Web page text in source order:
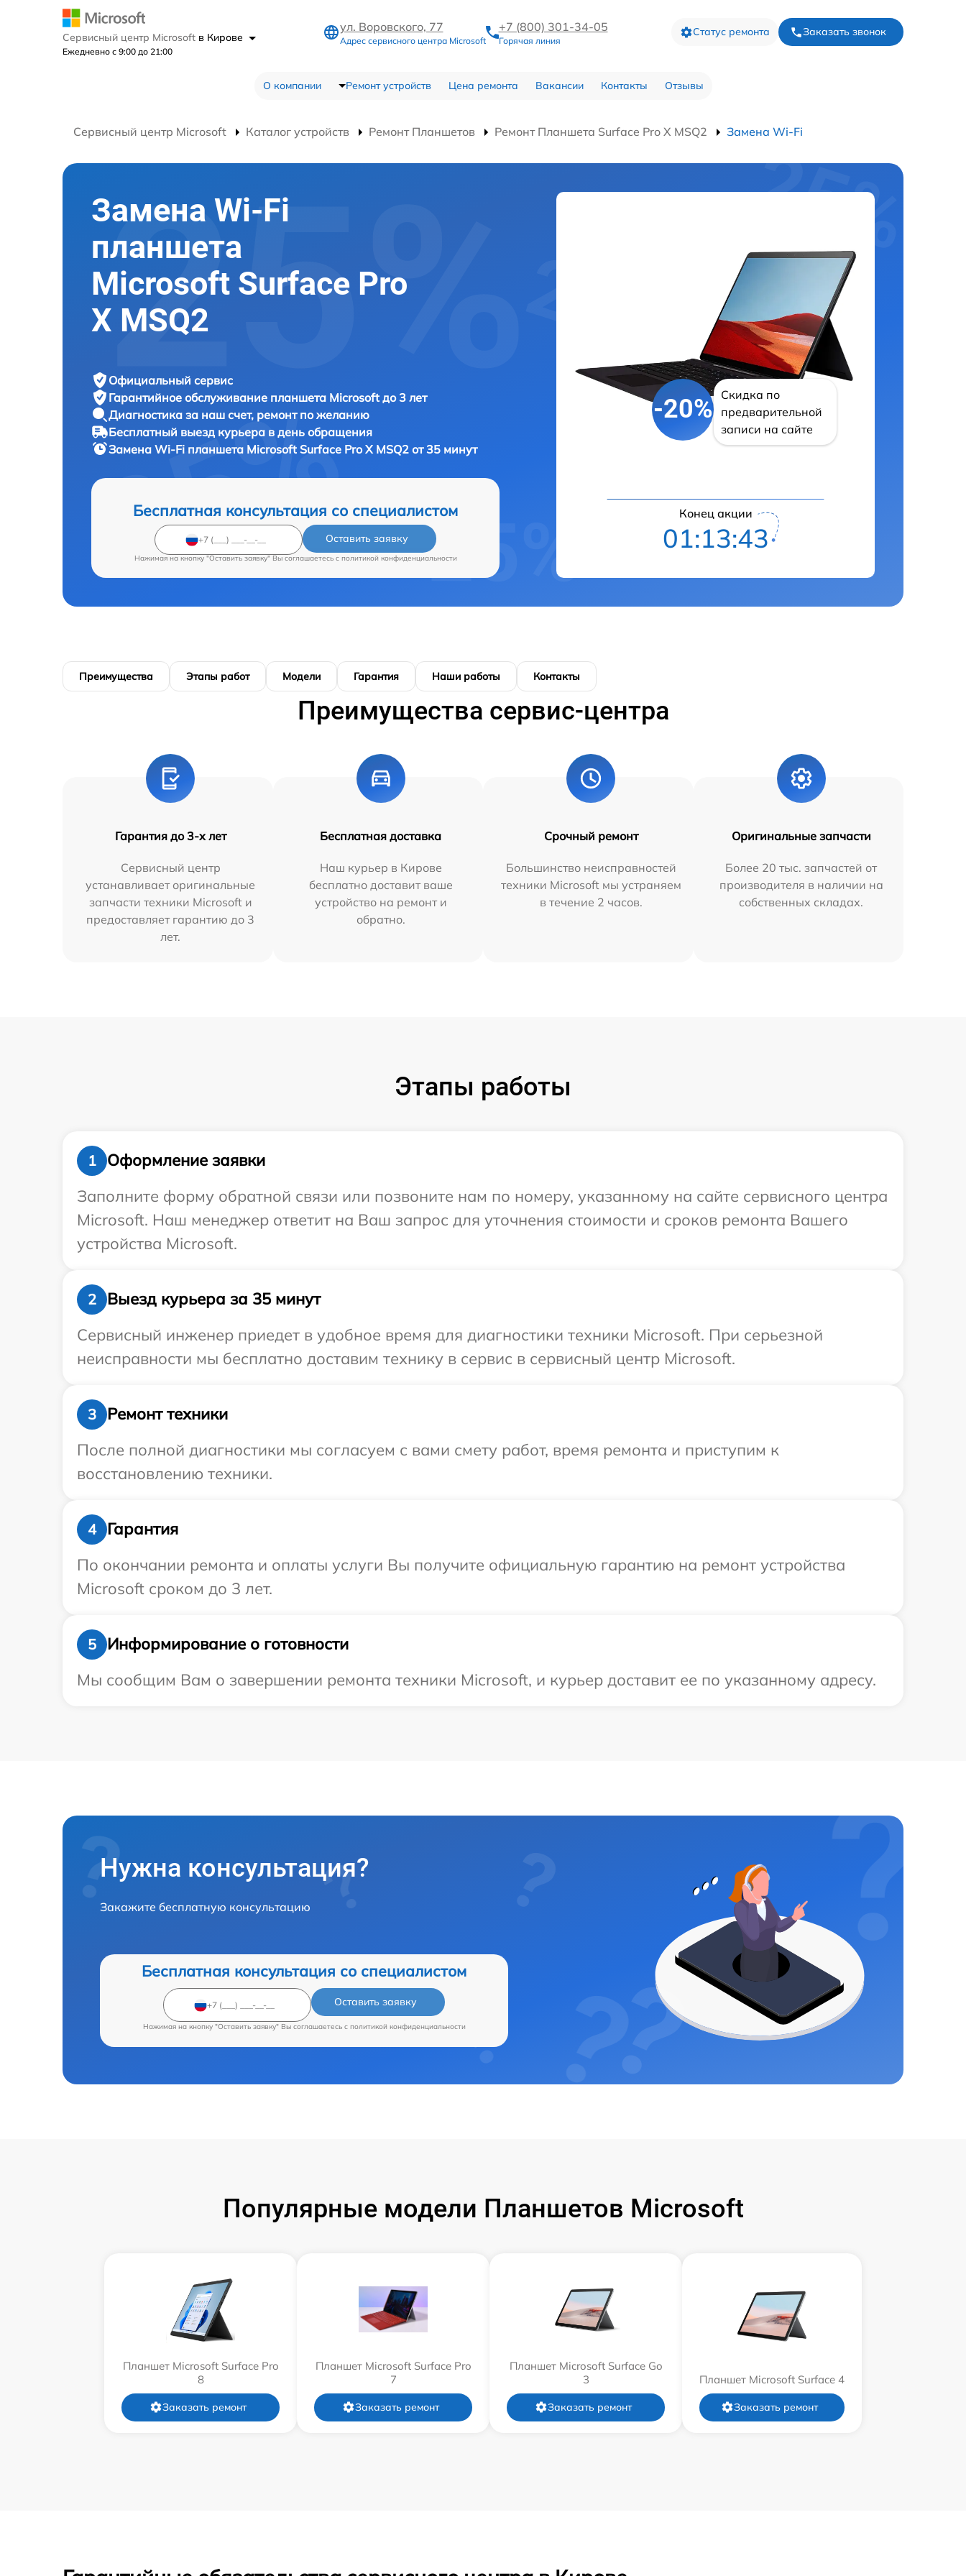
Сервисный центр Microsoft в Кирове
Ежедневно с 9:00 до 21:00
ул. Воровского, 77
Адрес сервисного центра Microsoft
+7 (800) 301-34-05
Горячая линия
Статус ремонта Заказать звонок
О компании Ремонт устройств Цена ремонта Вакансии Контакты Отзывы
Сервисный центр Microsoft Каталог устройств Ремонт Планшетов Ремонт Планшета Surface Pro X MSQ2 Замена Wi-Fi
Замена Wi-Fi
планшета
Microsoft Surface Pro
X MSQ2
Официальный сервис
Гарантийное обслуживание планшета Microsoft до 3 лет
Диагностика за наш счет, ремонт по желанию
Бесплатный выезд курьера в день обращения
Замена Wi-Fi планшета Microsoft Surface Pro X MSQ2 от 35 минут
Бесплатная консультация со специалистом
Оставить заявку
Нажимая на кнопку "Оставить заявку" Вы соглашаетесь c политикой конфиденциальности
-20%
Скидка по
предварительной
записи на сайте
Конец акции
01:13:42
Преимущества Этапы работ Модели Гарантия Наши работы Контакты
Преимущества сервис-центра
Гарантия до 3-х лет
Сервисный центр
устанавливает оригинальные
запчасти техники Microsoft и
предоставляет гарантию до 3
лет.
Бесплатная доставка
Наш курьер в Кирове
бесплатно доставит ваше
устройство на ремонт и
обратно.
Срочный ремонт
Большинство неисправностей
техники Microsoft мы устраняем
в течение 2 часов.
Оригинальные запчасти
Более 20 тыс. запчастей от
производителя в наличии на
собственных складах.
Этапы работы
1
Оформление заявки
Заполните форму обратной связи или позвоните нам по номеру, указанному на сайте сервисного центра
Microsoft. Наш менеджер ответит на Ваш запрос для уточнения стоимости и сроков ремонта Вашего
устройства Microsoft.
2
Выезд курьера за 35 минут
Сервисный инженер приедет в удобное время для диагностики техники Microsoft. При серьезной
неисправности мы бесплатно доставим технику в сервис в сервисный центр Microsoft.
3
Ремонт техники
После полной диагностики мы согласуем с вами смету работ, время ремонта и приступим к
восстановлению техники.
4
Гарантия
По окончании ремонта и оплаты услуги Вы получите официальную гарантию на ремонт устройства
Microsoft сроком до 3 лет.
5
Информирование о готовности
Мы сообщим Вам о завершении ремонта техники Microsoft, и курьер доставит ее по указанному адресу.
Нужна консультация?
Закажите бесплатную консультацию
Бесплатная консультация со специалистом
Оставить заявку
Нажимая на кнопку "Оставить заявку" Вы соглашаетесь c политикой конфиденциальности
Популярные модели Планшетов Microsoft
Планшет Microsoft Surface Pro
8
Заказать ремонт
Планшет Microsoft Surface Pro
7
Заказать ремонт
Планшет Microsoft Surface Go
3
Заказать ремонт
Планшет Microsoft Surface 4
Заказать ремонт